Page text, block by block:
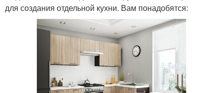
для создания отдельной кухни. Вам понадобятся: